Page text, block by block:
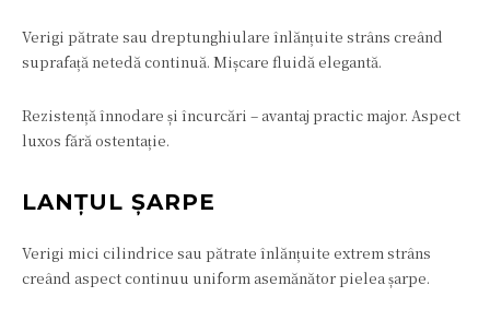
Verigi pătrate sau dreptunghiulare înlănțuite strâns creând
suprafață netedă continuă. Mișcare fluidă elegantă.
Rezistență înnodare și încurcări – avantaj practic major. Aspect
luxos fără ostentație.
LANȚUL ȘARPE
Verigi mici cilindrice sau pătrate înlănțuite extrem strâns
creând aspect continuu uniform asemănător pielea șarpe.